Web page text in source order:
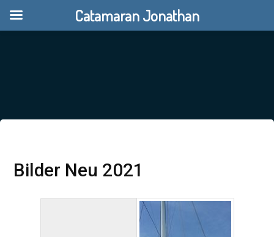
Bilder Neu 2021
Catamaran Jonathan